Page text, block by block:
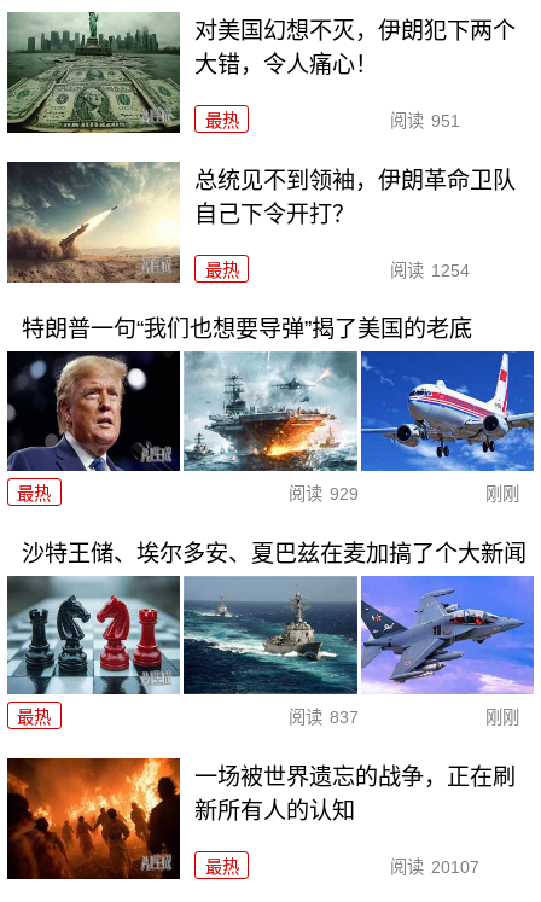
对美国幻想不灭，伊朗犯下两个
大错，令人痛心！
最热 阅读 951
总统见不到领袖，伊朗革命卫队
自己下令开打？
最热 阅读 1254
特朗普一句“我们也想要导弹”揭了美国的老底
最热 阅读 929 刚刚
沙特王储、埃尔多安、夏巴兹在麦加搞了个大新闻
最热 阅读 837 刚刚
一场被世界遗忘的战争，正在刷
新所有人的认知
最热 阅读 20107